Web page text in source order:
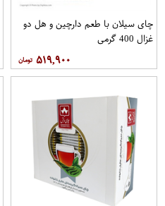
چای سیلان با طعم دارچین و هل دو
غزال 400 گرمی
۵۱۹,۹۰۰